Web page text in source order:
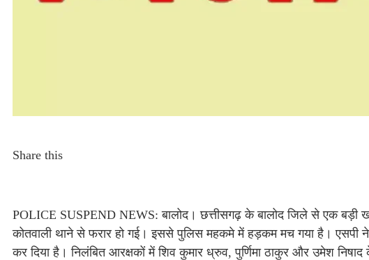
Share this
POLICE SUSPEND NEWS: बालोद। छत्तीसगढ़ के बालोद जिले से एक बड़ी
कोतवाली थाने से फरार हो गई। इससे पुलिस महकमे में हड़कम मच गया है। एसपी ने
कर दिया है। निलंबित आरक्षकों में शिव कुमार ध्रुव, पुर्णिमा ठाकुर और उमेश निषाद